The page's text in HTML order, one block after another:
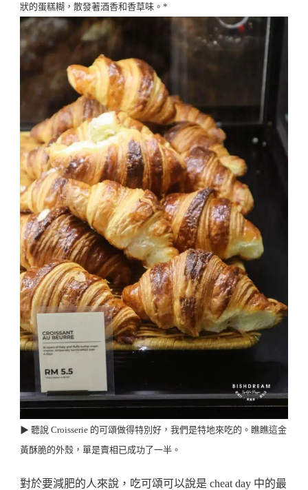
狀的蛋糕糊，散發著酒香和香草味。*
▶︎ 聽說 Croisserie 的可頌做得特別好，我們是特地來吃的。瞧瞧這金
黃酥脆的外殼，單是賣相已成功了一半。
對於要減肥的人來說，吃可頌可以說是 cheat day 中的最